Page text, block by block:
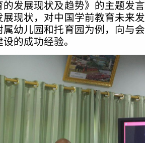
的发展现状及趋势》的主题发
展现状，对中国学前教育未来
属幼儿园和托育园为例，向与
设的成功经验。